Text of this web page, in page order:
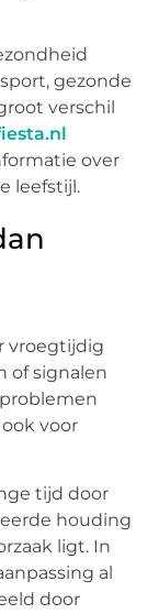
gezonde
verschil
over
leefstijl.
vroegtijdig
of signalen
voor
tijd door
houding
ligt. In
al
door